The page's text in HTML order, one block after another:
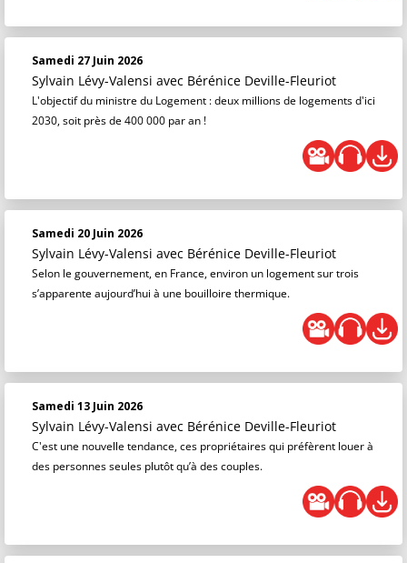
Samedi 27 Juin 2026
Sylvain Lévy-Valensi avec Bérénice Deville-Fleuriot
L'objectif du ministre du Logement : deux millions de logements d'ici
2030, soit près de 400 000 par an !
Samedi 20 Juin 2026
Sylvain Lévy-Valensi avec Bérénice Deville-Fleuriot
Selon le gouvernement, en France, environ un logement sur trois
s’apparente aujourd’hui à une bouilloire thermique.
Samedi 13 Juin 2026
Sylvain Lévy-Valensi avec Bérénice Deville-Fleuriot
C'est une nouvelle tendance, ces propriétaires qui préfèrent louer à
des personnes seules plutôt qu’à des couples.